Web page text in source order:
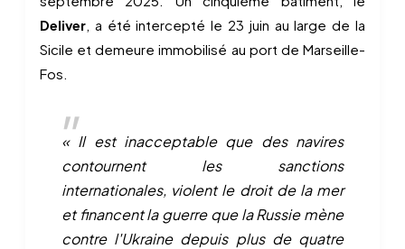
Deliver, a été intercepté le 23 juin au large de la
Sicile et demeure immobilisé au port de Marseille-
Fos.
« Il est inacceptable que des navires
contournent les sanctions
internationales, violent le droit de la mer
et financent la guerre que la Russie mène
contre l'Ukraine depuis plus de quatre